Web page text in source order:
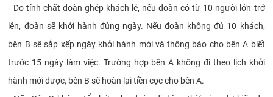
- Do tính chất đoàn ghép khách lẻ, nếu đoàn có từ 10 người lớn trở
lên, đoàn sẽ khởi hành đúng ngày. Nếu đoàn không đủ 10 khách,
bên B sẽ sắp xếp ngày khởi hành mới và thông báo cho bên A biết
trước 15 ngày làm việc. Trường hợp bên A không đi theo lịch khởi
hành mới được, bên B sẽ hoàn lại tiền cọc cho bên A.